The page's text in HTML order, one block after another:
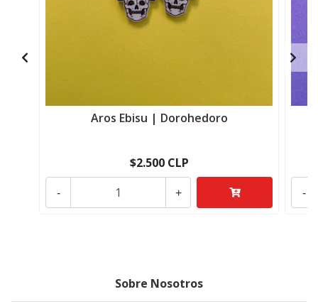
Aros Ebisu | Dorohedoro
$2.500 CLP
+
- -
Sobre Nosotros